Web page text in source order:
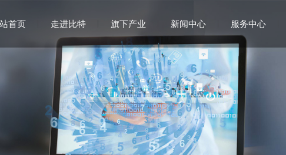
首页 走进比特 旗下产业 新闻中心 服务中心